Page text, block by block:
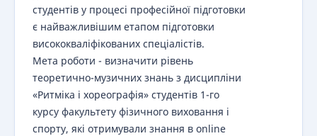
студентів у процесі професійної підготовки
є найважливішим етапом підготовки
висококваліфікованих спеціалістів.
Мета роботи - визначити рівень
теоретично-музичних знань з дисципліни
«Ритміка і хореографія» студентів 1-го
курсу факультету фізичного виховання і
спорту, які отримували знання в online